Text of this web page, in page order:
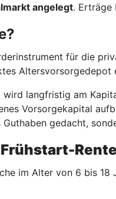
angelegt. Erträge
für die
Altersvorsorgedepot
langfristig am
Vorsorgekapital
gedacht,
im Alter von 6 bis 18